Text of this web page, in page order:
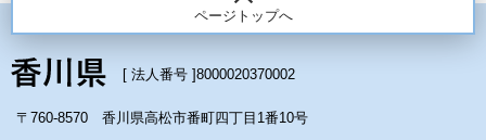
ページトップへ
[ 法人番号 ]8000020370002
〒760-8570 香川県高松市番町四丁目1番10号